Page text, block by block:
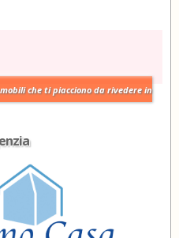
che ti piacciono da rivedere in